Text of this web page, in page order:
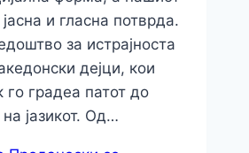
и гласна потврда.
за истрајноста
дејци, кои
го градеа патот до
јазикот. Од…